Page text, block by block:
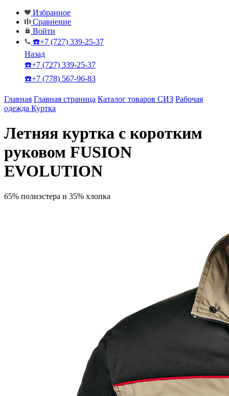
Избранное
Сравнение
Войти
☎️+7 (727) 339-25-37
Назад
☎️+7 (727) 339-25-37
☎️+7 (778) 567-96-83
Главная Главная страница Каталог товаров СИЗ Рабочая
одежда Куртка
Летняя куртка с коротким
руковом FUSION
EVOLUTION
65% полиэстера и 35% хлопка